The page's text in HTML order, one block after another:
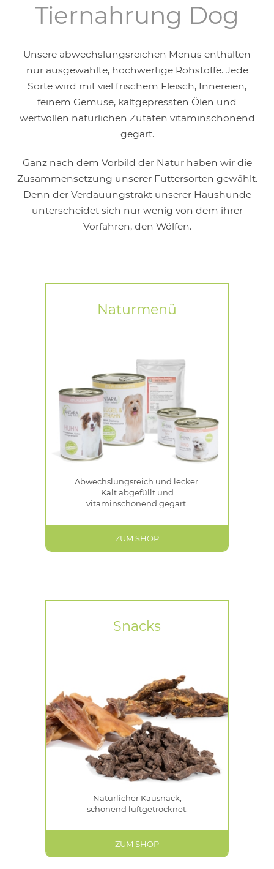
Tiernahrung Dog
Unsere abwechslungsreichen Menüs enthalten
nur ausgewählte, hochwertige Rohstoffe. Jede
Sorte wird mit viel frischem Fleisch, Innereien,
feinem Gemüse, kaltgepressten Ölen und
wertvollen natürlichen Zutaten vitaminschonend
gegart.
Ganz nach dem Vorbild der Natur haben wir die
Zusammensetzung unserer Futtersorten gewählt.
Denn der Verdauungstrakt unserer Haushunde
unterscheidet sich nur wenig von dem ihrer
Vorfahren, den Wölfen.
Naturmenü
Abwechslungsreich und lecker.
Kalt abgefüllt und
vitaminschonend gegart.
ZUM SHOP
Snacks
Natürlicher Kausnack,
schonend luftgetrocknet.
ZUM SHOP